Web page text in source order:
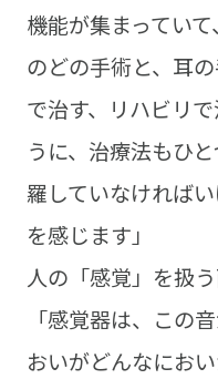
機能が集まっていて
のどの手術と、耳
で治す、リハビリ
うに、治療法もひ
羅していなければ
を感じます」
人の「感覚」を扱
「感覚器は、この
おいがどんなにお